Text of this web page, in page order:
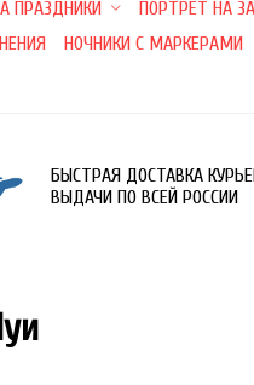
ПРАЗДНИКИ
ПОРТРЕТ НА
НОЧНИКИ С МАРКЕРАМИ
БЫСТРАЯ ДОСТАВКА
ВЫДАЧИ ПО ВСЕЙ РОССИИ